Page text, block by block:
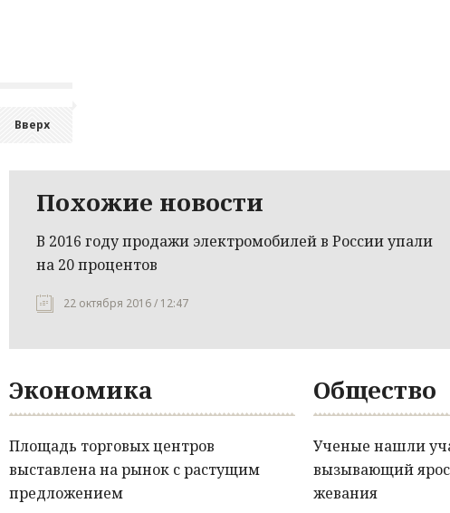
Вверх
Похожие новости
В 2016 году продажи электромобилей в России упали
на 20 процентов
22 октября 2016 / 12:47
Экономика
Площадь торговых центров
выставлена на рынок с растущим
предложением
Общество
Ученые нашли
вызывающий
жевания